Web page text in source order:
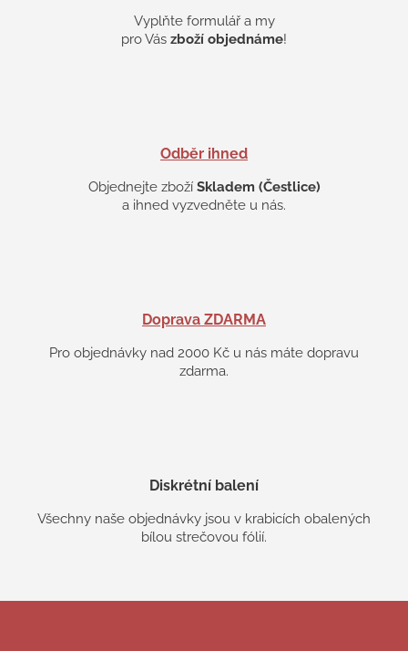
Vyplňte formulář a my
pro Vás zboží objednáme!
Odběr ihned
Objednejte zboží Skladem (Čestlice)
a ihned vyzvedněte u nás.
Doprava ZDARMA
Pro objednávky nad 2000 Kč u nás máte dopravu
zdarma.
Diskrétní balení
Všechny naše objednávky jsou v krabicích obalených
bílou strečovou fólií.
Z